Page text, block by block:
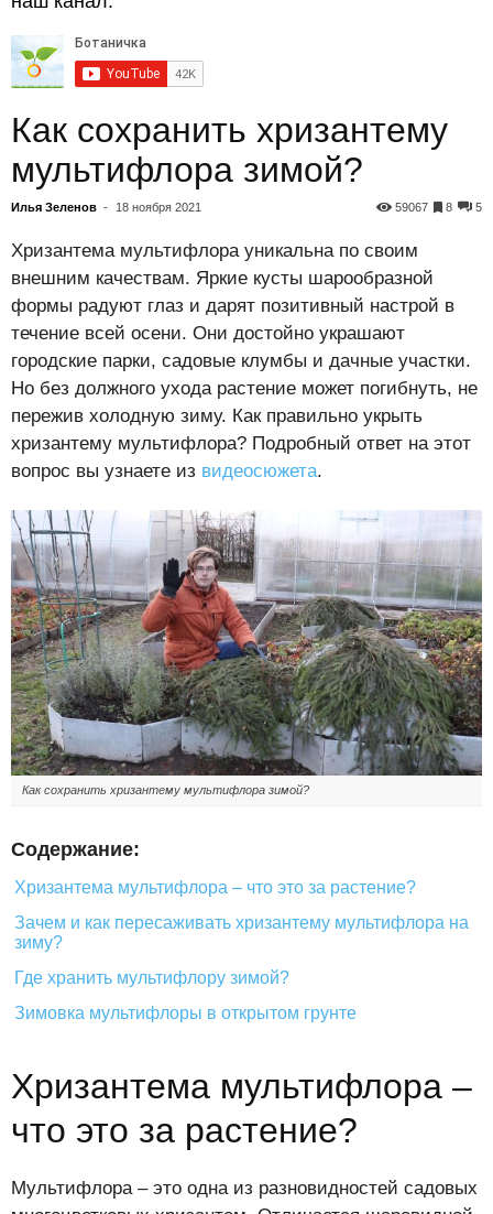
Как сохранить хризантему
мультифлора зимой?
Илья Зеленов - 18 ноября 2021 5
8
59067
Хризантема мультифлора уникальна по своим
внешним качествам. Яркие кусты шарообразной
формы радуют глаз и дарят позитивный настрой в
течение всей осени. Они достойно украшают
городские парки, садовые клумбы и дачные участки.
Но без должного ухода растение может погибнуть, не
пережив холодную зиму. Как правильно укрыть
хризантему мультифлора? Подробный ответ на этот
вопрос вы узнаете из видеосюжета.
Как сохранить хризантему мультифлора зимой?
Содержание:
Хризантема мультифлора – что это за растение?
Зачем и как пересаживать хризантему мультифлора на
зиму?
Где хранить мультифлору зимой?
Зимовка мультифлоры в открытом грунте
Хризантема мультифлора –
что это за растение?
Мультифлора – это одна из разновидностей садовых